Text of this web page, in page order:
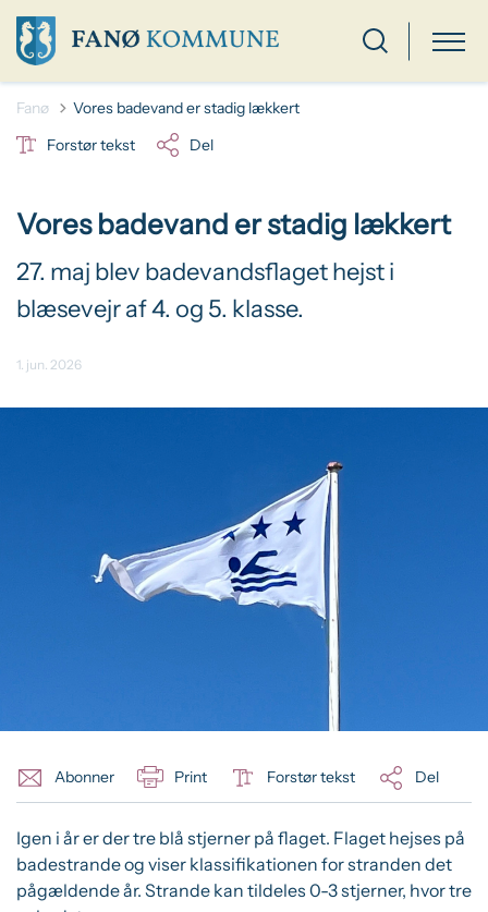
Fanø
Vores badevand er stadig lækkert
Forstør tekst
Del
Vores badevand er stadig lækkert
27. maj blev badevandsflaget hejst i
blæsevejr af 4. og 5. klasse.
1. jun. 2026
Abonner Print Forstør tekst Del
Igen i år er der tre blå stjerner på flaget. Flaget hejses på
badestrande og viser klassifikationen for stranden det
pågældende år. Strande kan tildeles 0-3 stjerner, hvor tre